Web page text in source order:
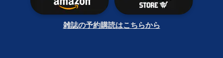
雑誌の予約購読はこちらから